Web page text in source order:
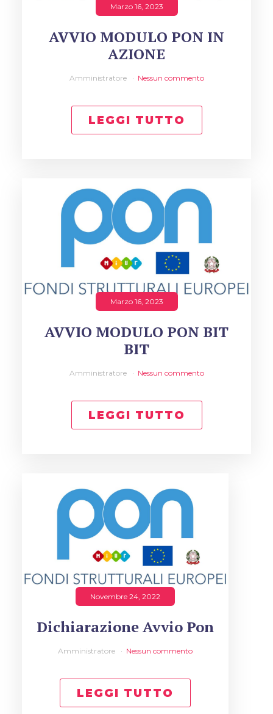
Marzo 16, 2023
AVVIO MODULO PON IN
AZIONE
Amministratore Nessun commento
LEGGI TUTTO
Marzo 16, 2023
AVVIO MODULO PON BIT
BIT
Amministratore Nessun commento
LEGGI TUTTO
Novembre 24, 2022
Dichiarazione Avvio Pon
Amministratore Nessun commento
LEGGI TUTTO